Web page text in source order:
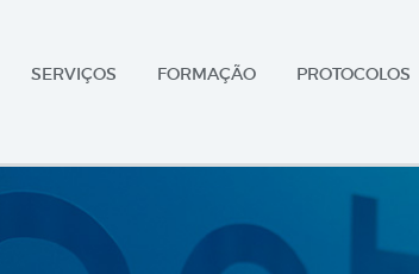
SERVIÇOS FORMAÇÃO PROTOCOLOS